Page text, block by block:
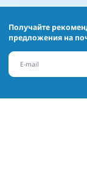
Получайте
предложения на